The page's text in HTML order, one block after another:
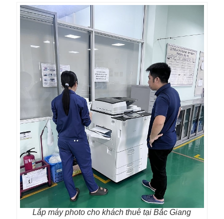
Lắp máy photo cho khách thuê tại Bắc Giang